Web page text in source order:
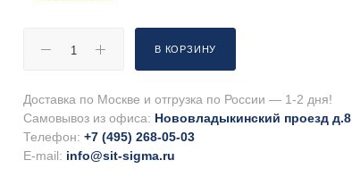
В КОРЗИНУ
Доставка по Москве и отгрузка по России — 1-2 дня!
Самовывоз из офиса: Нововладыкинский проезд д.8
Телефон:+7 (495) 268-05-03
E-mail: info@sit-sigma.ru